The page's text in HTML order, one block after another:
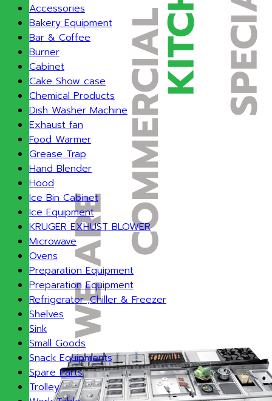
Accessories
Bakery Equipment
Bar & Coffee
Burner
Cabinet
Cake Show case
Chemical Products
Dish Washer Machine
Exhaust fan
Food Warmer
Grease Trap
Hand Blender
Hood
Ice Bin Cabinet
Ice Equipment
KRUGER EXHUST BLOWER
Microwave
Ovens
Preparation Equipment
Preparation Equipment
Refrigerator ,Chiller & Freezer
Shelves
Sink
Small Goods
Snack Equipments
Spare Parts
Trolley